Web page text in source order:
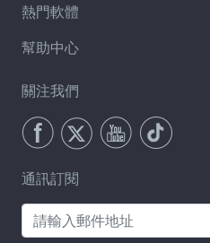
熱門軟體
幫助中心
關注我們
通訊訂閱